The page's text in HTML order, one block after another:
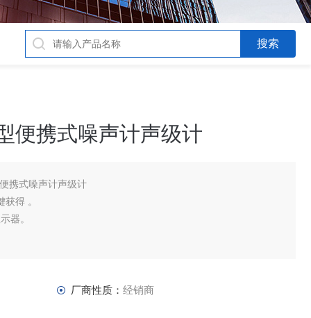
便携式噪声计声级计
携式噪声计声级计
得 。
器。
厂商性质： 经销商